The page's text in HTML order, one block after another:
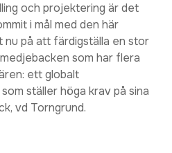
och projektering är det
i mål med den här
nu på att färdigställa en stor
som har flera
ett globalt
ställer höga krav på sina
vd Torngrund.